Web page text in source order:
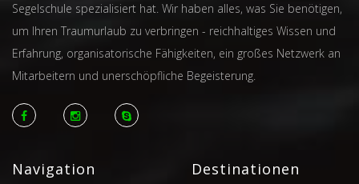
Segelschule spezialisiert hat. Wir haben alles, was Sie benötigen,
um Ihren Traumurlaub zu verbringen - reichhaltiges Wissen und
Erfahrung, organisatorische Fähigkeiten, ein großes Netzwerk an
Mitarbeitern und unerschöpfliche Begeisterung.
Navigation Destinationen